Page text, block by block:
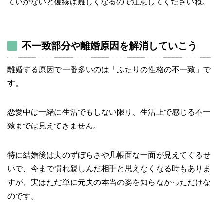
不一致部分や離婚原因を解消していこう
離婚する原因で一番多いのは「ふたりの性格の不一致」で
す。
恋愛中は一緒に生活でもしない限り、生活上で感じる不一
致までは見えてきません。
特に結婚後は夫のずぼらさや几帳面な一面が見えてくるせ
いで、今まで慣れ親しんだ相手と思えなくなる時もありま
すが、実はただ単に元夫の本当の姿を知らなかっただけな
のです。